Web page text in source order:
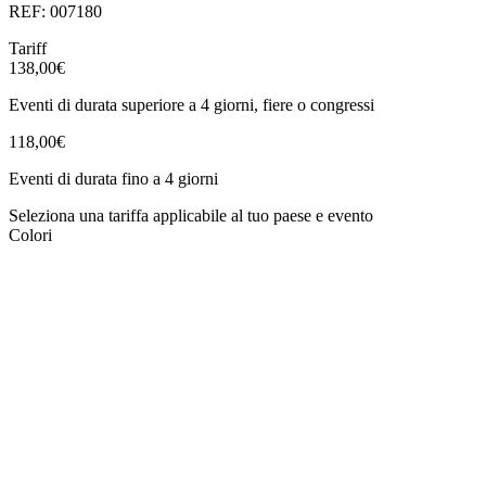
REF: 007180
Tariff
138,00€
Eventi di durata superiore a 4 giorni, fiere o congressi
118,00€
Eventi di durata fino a 4 giorni
Seleziona una tariffa applicabile al tuo paese e evento
Colori